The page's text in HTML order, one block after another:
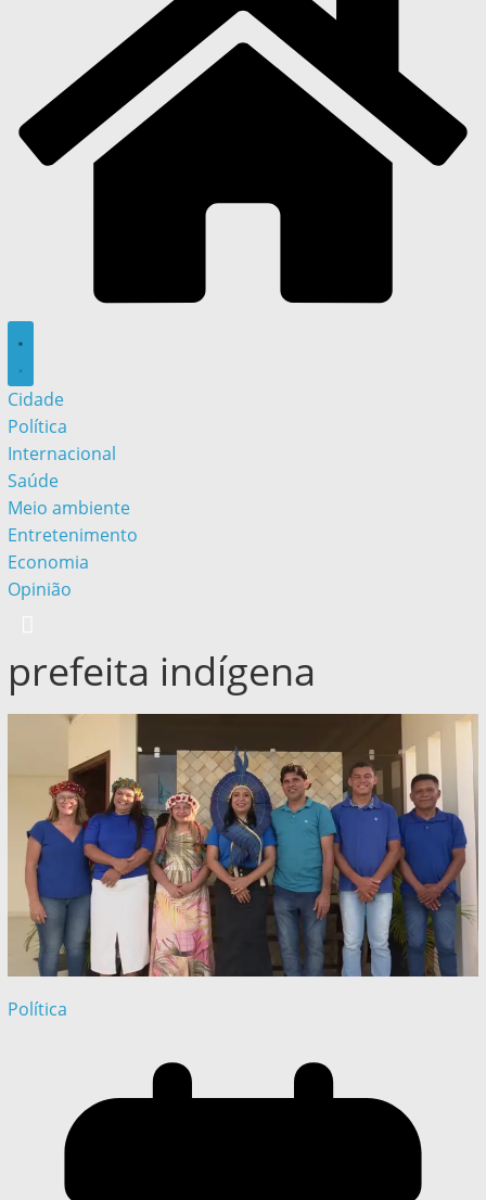
Cidade
Política
Internacional
Saúde
Meio ambiente
Entretenimento
Economia
Opinião
prefeita indígena
Política